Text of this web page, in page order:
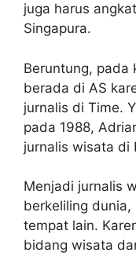
juga harus
Singapura.
Beruntung, pada
berada di AS
jurnalis di Time.
pada 1988,
jurnalis wisata di
Menjadi jurnalis
berkeliling
tempat lain.
bidang wisata